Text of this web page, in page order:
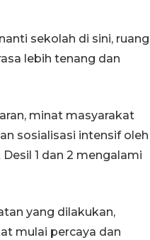
sekolah di sini, ruang
lebih tenang dan
minat masyarakat
sosialisasi intensif oleh
1 dan 2 mengalami
yang dilakukan,
mulai percaya dan